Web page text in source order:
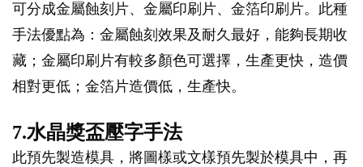
可分成金屬蝕刻片、金屬印刷片、金箔印刷片。此種
手法優點為：金屬蝕刻效果及耐久最好，能夠長期收
藏；金屬印刷片有較多顏色可選擇，生產更快，造價
相對更低；金箔片造價低，生產快。
7.水晶獎盃壓字手法
此預先製造模具，將圖樣或文樣預先製於模具中，再